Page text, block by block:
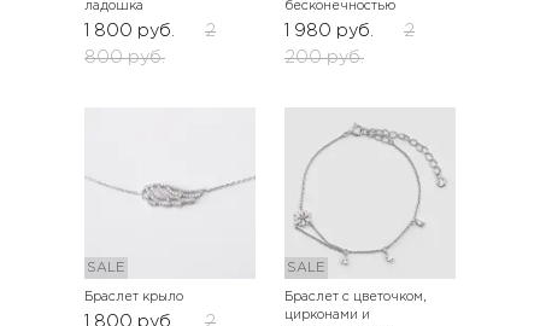
ладошка
1 800 руб.
2
800 руб.
бесконечностью
1 980 руб.
2
200 руб.
SALE
Браслет крыло
1 800 руб.
2
SALE
Браслет с цветочком,
цирконами и